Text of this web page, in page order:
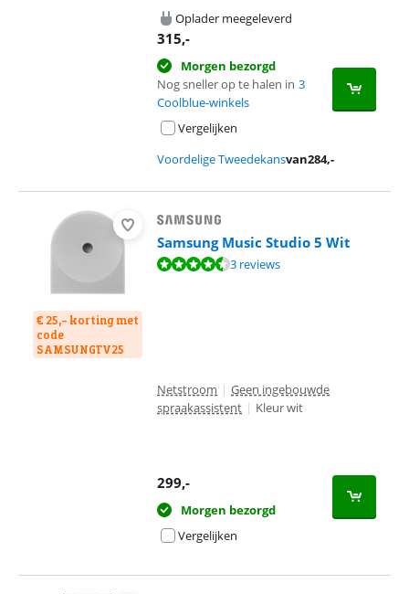
Oplader meegeleverd
315,-
Morgen bezorgd
Nog sneller op te halen in 3
Coolblue-winkels
Vergelijken
Voordelige Tweedekansvan284,-
€ 25,- korting met
code
SAMSUNGTV25
Samsung Music Studio 5 Wit
Beoordeling is 8,9 van de 10, gebaseerd op 3 reviews.
3 reviews
Netstroom | Geen ingebouwde
spraakassistent | Kleur wit
299,-
Morgen bezorgd
Vergelijken